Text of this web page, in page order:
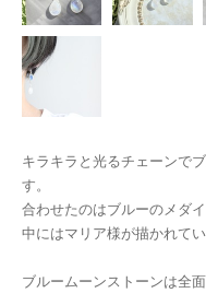
キラキラと光るチェーンで
す。
合わせたのはブルーのメダ
中にはマリア様が描かれてい
ブルームーンストーンは全